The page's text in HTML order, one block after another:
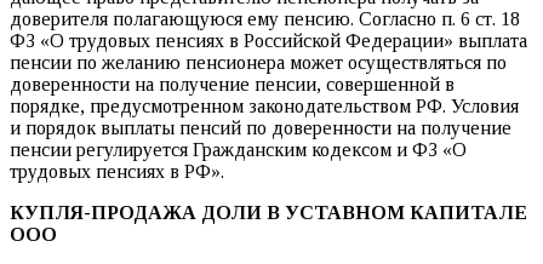
доверителя полагающуюся ему пенсию. Согласно п. 6 ст. 18
ФЗ «О трудовых пенсиях в Российской Федерации» выплата
пенсии по желанию пенсионера может осуществляться по
доверенности на получение пенсии, совершенной в
порядке, предусмотренном законодательством РФ. Условия
и порядок выплаты пенсий по доверенности на получение
пенсии регулируется Гражданским кодексом и ФЗ «О
трудовых пенсиях в РФ».
КУПЛЯ-ПРОДАЖА ДОЛИ В УСТАВНОМ КАПИТАЛЕ
ООО